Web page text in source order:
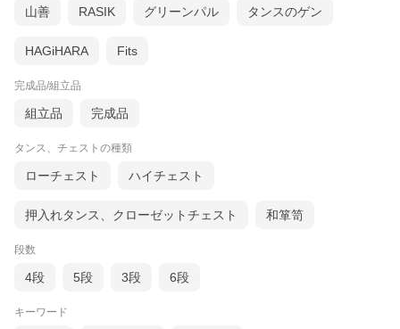
山善 RASIK グリーンパル タンスのゲン
HAGiHARA Fits
完成品/組立品
組立品 完成品
タンス、チェストの種類
ローチェスト ハイチェスト
押入れタンス、クローゼットチェスト 和箪笥
段数
4段 5段 3段 6段
キーワード